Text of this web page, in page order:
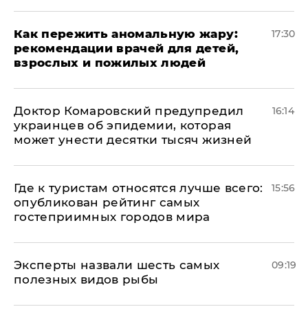
Как пережить аномальную жару:
рекомендации врачей для детей,
взрослых и пожилых людей
17:30
Доктор Комаровский предупредил
украинцев об эпидемии, которая
может унести десятки тысяч жизней
16:14
Где к туристам относятся лучше всего:
опубликован рейтинг самых
гостеприимных городов мира
15:56
Эксперты назвали шесть самых
полезных видов рыбы
09:19